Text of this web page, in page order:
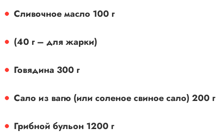
Сливочное масло 100 г
(40 г – для жарки)
Говядина 300 г
Сало из вагю (или соленое свиное сало) 200 г
Грибной бульон 1200 г